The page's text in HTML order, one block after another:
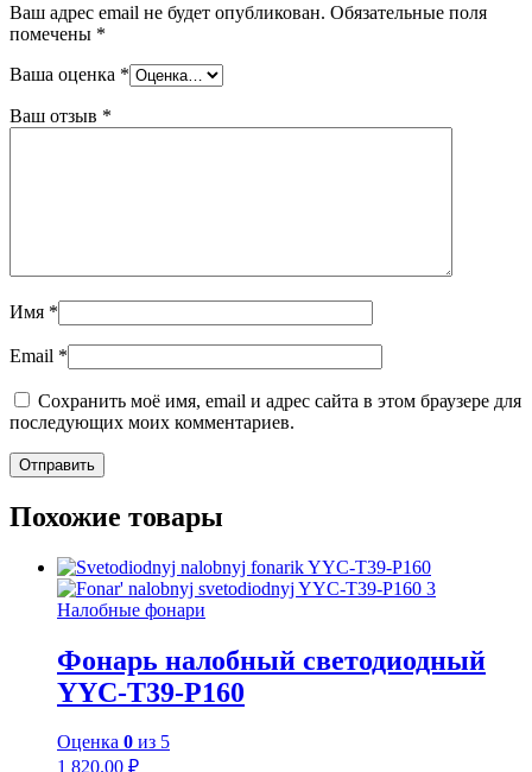
Ваш адрес email не будет опубликован. Обязательные поля
помечены *
Ваша оценка *
Ваш отзыв *
Имя *
Email *
Сохранить моё имя, email и адрес сайта в этом браузере для
последующих моих комментариев.
Похожие товары
Налобные фонари
Фонарь налобный светодиодный
YYC-T39-P160
Оценка 0 из 5
1 820.00 ₽